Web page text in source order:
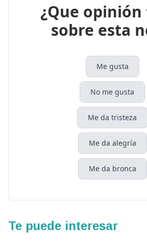
¿Que opinión
sobre esta
Me gusta
No me gusta
Me da tristeza
Me da alegría
Me da bronca
Te puede interesar